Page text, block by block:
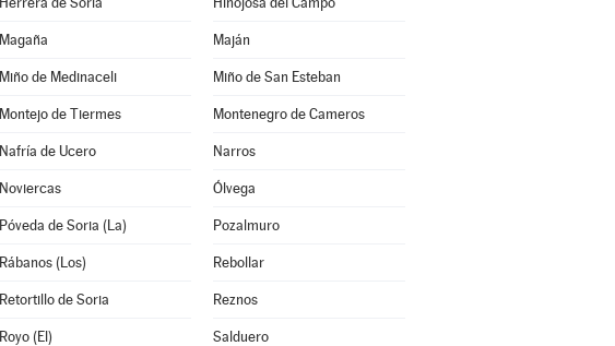
Magaña Maján
Miño de Medinaceli Miño de San Esteban
Montejo de Tiermes Montenegro de Cameros
Nafría de Ucero Narros
Noviercas Ólvega
Póveda de Soria (La) Pozalmuro
Rábanos (Los) Rebollar
Retortillo de Soria Reznos
Royo (El) Salduero